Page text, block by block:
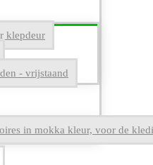
klepdeur
- vrijstaand
in mokka kleur, voor de